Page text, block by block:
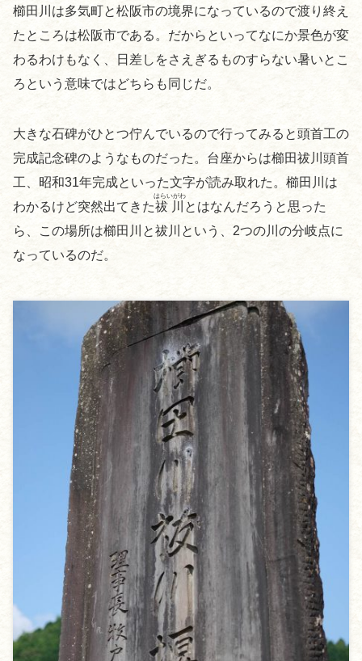
櫛田川は多気町と松阪市の境界になっているので渡り終え
たところは松阪市である。だからといってなにか景色が変
わるわけもなく、日差しをさえぎるものすらない暑いとこ
ろという意味ではどちらも同じだ。
大きな石碑がひとつ佇んでいるので行ってみると頭首工の
完成記念碑のようなものだった。台座からは櫛田祓川頭首
工、昭和31年完成といった文字が読み取れた。櫛田川は
わかるけど突然出てきた祓川
はらいがわ
とはなんだろうと思った
ら、この場所は櫛田川と祓川という、2つの川の分岐点に
なっているのだ。